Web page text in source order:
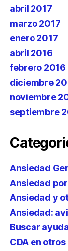
abril 2017
marzo 2017
enero 2017
abril 2016
febrero 2016
diciembre
noviembre
septiembre
Ansiedad
Ansiedad
Ansiedad y
Ansiedad:
Buscar ayuda
CDA en